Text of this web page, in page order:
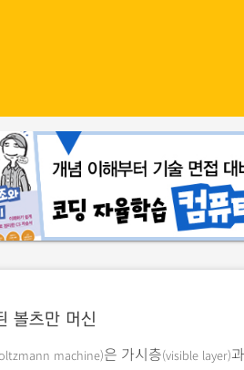
볼츠만 머신
machine)은 가시층(visible layer)